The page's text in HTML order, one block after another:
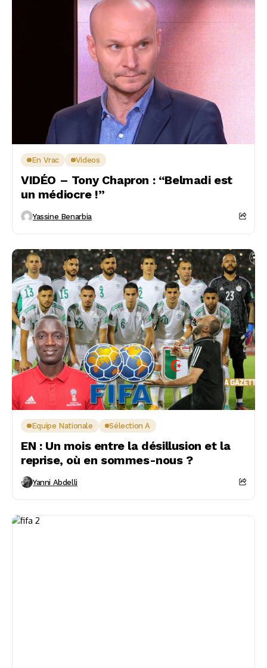
En Vrac Videos
VIDÉO – Tony Chapron : “Belmadi est
un médiocre !”
Yassine Benarbia
Equipe Nationale Sélection A
EN : Un mois entre la désillusion et la
reprise, où en sommes-nous ?
Yanni Abdelli